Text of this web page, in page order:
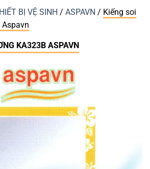
BỊ VỆ SINH / ASPAVN / Kiếng soi
KA323B ASPAVN